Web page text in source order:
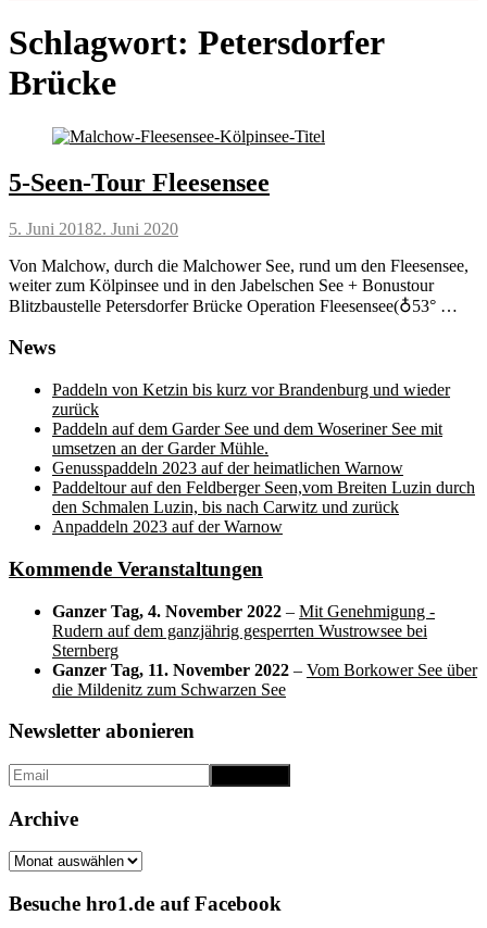
Schlagwort: Petersdorfer
Brücke
5-Seen-Tour Fleesensee
Posted
5. Juni 20182. Juni 2020
Von Malchow, durch die Malchower See, rund um den Fleesensee,
weiter zum Kölpinsee und in den Jabelschen See + Bonustour
Blitzbaustelle Petersdorfer Brücke Operation Fleesensee(♁53° …
News
Paddeln von Ketzin bis kurz vor Brandenburg und wieder
zurück
Paddeln auf dem Garder See und dem Woseriner See mit
umsetzen an der Garder Mühle.
Genusspaddeln 2023 auf der heimatlichen Warnow
Paddeltour auf den Feldberger Seen,vom Breiten Luzin durch
den Schmalen Luzin, bis nach Carwitz und zurück
Anpaddeln 2023 auf der Warnow
Kommende Veranstaltungen
Ganzer Tag, 4. November 2022 – Mit Genehmigung -
Rudern auf dem ganzjährig gesperrten Wustrowsee bei
Sternberg
Ganzer Tag, 11. November 2022 – Vom Borkower See über
die Mildenitz zum Schwarzen See
Newsletter abonieren
Archive
Archive
Besuche hro1.de auf Facebook